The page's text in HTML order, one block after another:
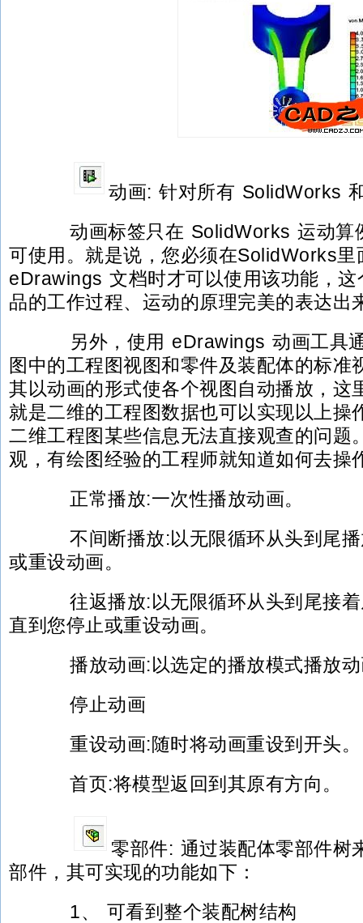
动画: 针对所有 SolidWorks
动画标签只在 SolidWorks 运动算
可使用。就是说，您必须在SolidWorks里
eDrawings 文档时才可以使用该功能，
品的工作过程、运动的原理完美的表达出
另外，使用 eDrawings 动画工具
图中的工程图视图和零件及装配体的标准
其以动画的形式使各个视图自动播放，这
就是二维的工程图数据也可以实现以上操
二维工程图某些信息无法直接观查的问题
观，有绘图经验的工程师就知道如何去操
正常播放:一次性播放动画。
不间断播放:以无限循环从头到尾播
或重设动画。
往返播放:以无限循环从头到尾接着
直到您停止或重设动画。
播放动画:以选定的播放模式播放动
停止动画
重设动画:随时将动画重设到开头。
首页:将模型返回到其原有方向。
零部件: 通过装配体零部件树
部件，其可实现的功能如下：
1、 可看到整个装配树结构